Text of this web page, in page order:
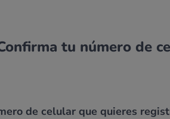
tu número de
de celular que quieres